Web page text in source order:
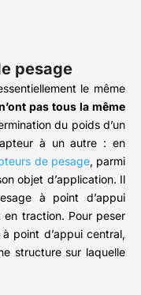
pesage
le même
pas tous la même
du poids d’un
à un autre : en
de pesage, parmi
objet d’application. Il
à point d’appui
traction. Pour peser
point d’appui central,
structure sur laquelle